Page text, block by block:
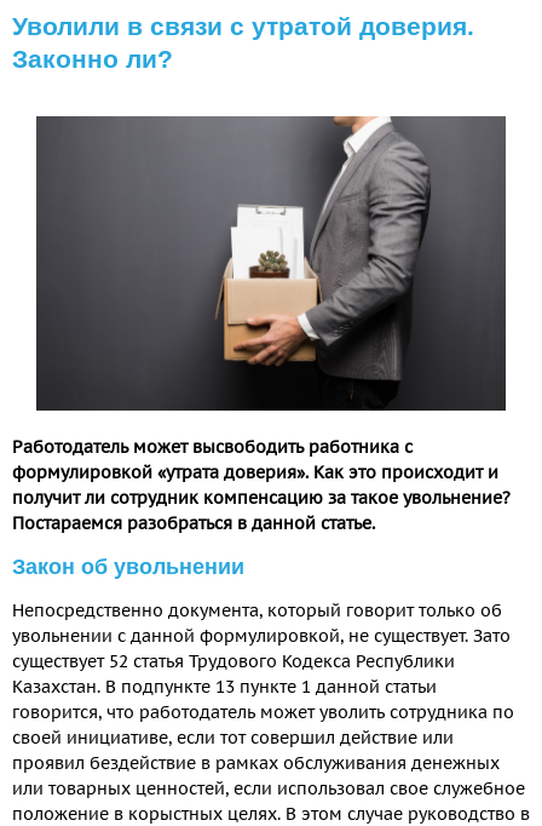
Уволили в связи с утратой доверия.
Законно ли?
Работодатель может высвободить работника с
формулировкой «утрата доверия». Как это происходит и
получит ли сотрудник компенсацию за такое увольнение?
Постараемся разобраться в данной статье.
Закон об увольнении
Непосредственно документа, который говорит только об
увольнении с данной формулировкой, не существует. Зато
существует 52 статья Трудового Кодекса Республики
Казахстан. В подпункте 13 пункте 1 данной статьи
говорится, что работодатель может уволить сотрудника по
своей инициативе, если тот совершил действие или
проявил бездействие в рамках обслуживания денежных
или товарных ценностей, если использовал свое служебное
положение в корыстных целях. В этом случае руководство в